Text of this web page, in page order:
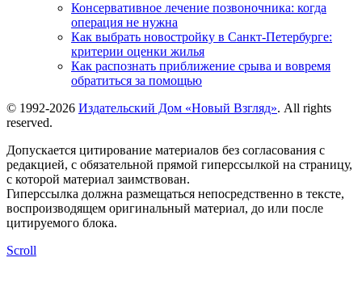
Консервативное лечение позвоночника: когда
операция не нужна
Как выбрать новостройку в Санкт-Петербурге:
критерии оценки жилья
Как распознать приближение срыва и вовремя
обратиться за помощью
© 1992-2026 Издательский Дом «Новый Взгляд». All rights
reserved.
Допускается цитирование материалов без согласования с
редакцией, с обязательной прямой гиперссылкой на страницу,
с которой материал заимствован.
Гиперссылка должна размещаться непосредственно в тексте,
воспроизводящем оригинальный материал, до или после
цитируемого блока.
Scroll